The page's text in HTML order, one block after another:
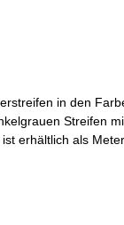
in den
Streifen
erhältlich als